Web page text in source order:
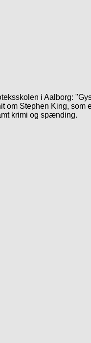
i Aalborg:
om Stephen King, som
krimi og spænding.